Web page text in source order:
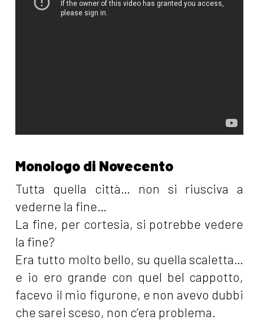
Monologo di Novecento
Tutta quella città… non si riusciva a
vederne la fine…
La fine, per cortesia, si potrebbe vedere
la fine?
Era tutto molto bello, su quella scaletta…
e io ero grande con quel bel cappotto,
facevo il mio figurone, e non avevo dubbi
che sarei sceso, non c’era problema.